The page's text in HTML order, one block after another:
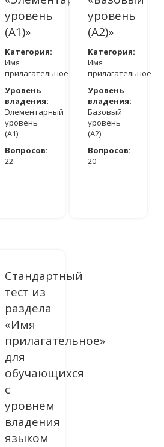
уровень
(A1)»
Категория:
Имя
прилагательное
Уровень
владения:
Элементарный
уровень
(A1)
Вопросов:
22
уровень
(A2)»
Категория:
Имя
прилагательное
Уровень
владения:
Базовый
уровень
(A2)
Вопросов:
20
Стандартный
тест из
раздела
«Имя
прилагательное»
для
обучающихся
с
уровнем
владения
языком